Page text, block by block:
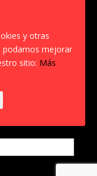
y otras
podamos mejorar
sitio: Más